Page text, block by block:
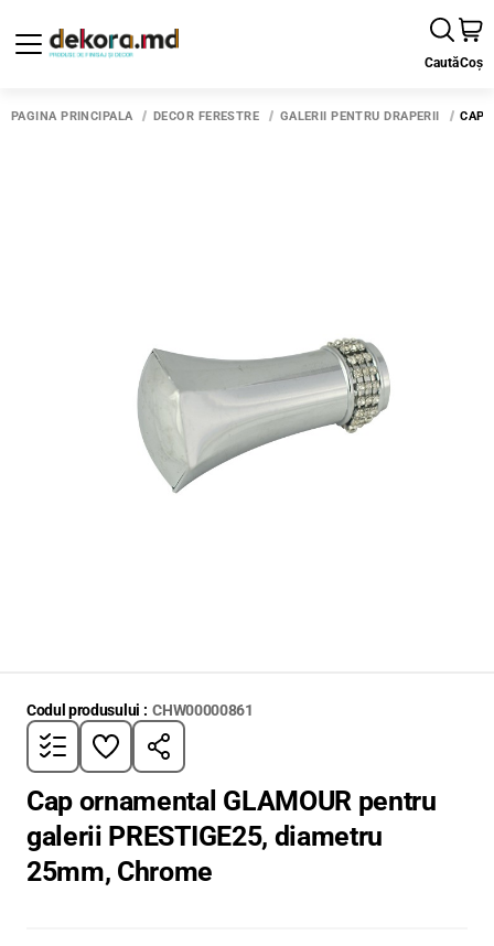
CautăCoș
PAGINA PRINCIPALĂ DECOR FERESTRE GALERII PENTRU DRAPERII CAP
Codul produsului : CHW00000861
Cap ornamental GLAMOUR pentru
galerii PRESTIGE25, diametru
25mm, Chrome